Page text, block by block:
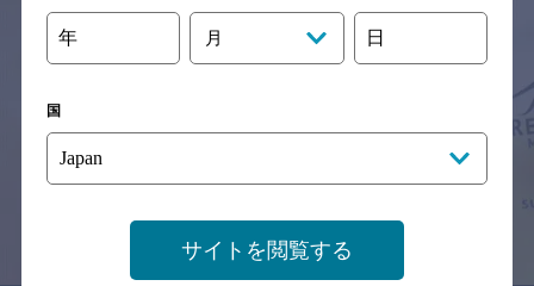
※それぞれのお店のメニューや営業時間などの掲載情報については、
予告なしに変更されることがありますので、
念のためお店にご確認の上ご来店くださいますようお願い申し上げま
情報提供：ぐるなび
年 月 日
国
サイトを閲覧する